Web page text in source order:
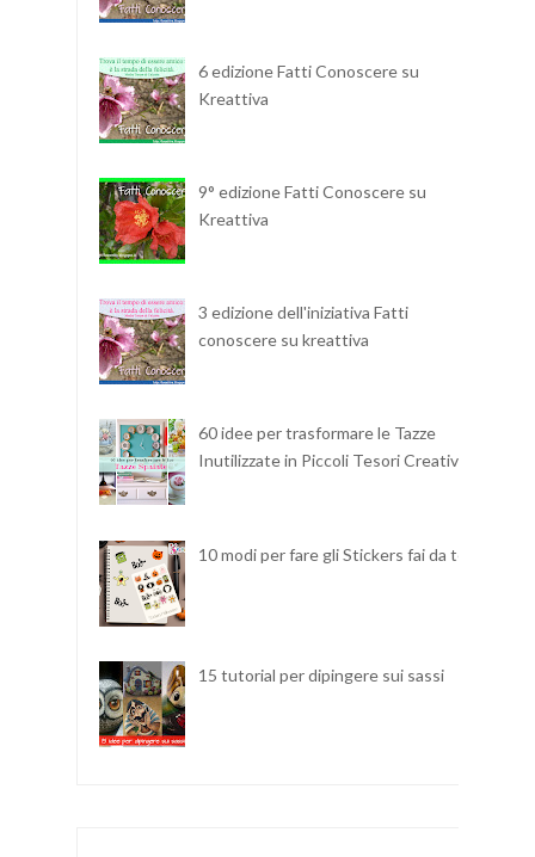
6 edizione Fatti Conoscere su
Kreattiva
9° edizione Fatti Conoscere su
Kreattiva
3 edizione dell'iniziativa Fatti
conoscere su kreattiva
60 idee per trasformare le Tazze
Inutilizzate in Piccoli Tesori Creativi
10 modi per fare gli Stickers fai da te
15 tutorial per dipingere sui sassi